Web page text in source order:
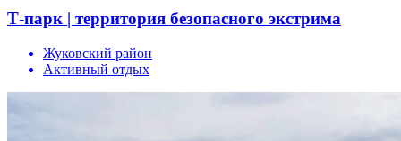
Т-парк | территория безопасного экстрима
Жуковский район
Активный отдых